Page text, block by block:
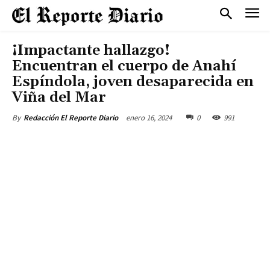
¡Impactante hallazgo!
Encuentran el cuerpo de Anahí
Espíndola, joven desaparecida en
Viña del Mar
By Redacción El Reporte Diario enero 16, 2024 0 991